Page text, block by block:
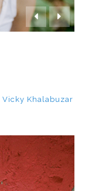
 
Vicky Khalabuzar